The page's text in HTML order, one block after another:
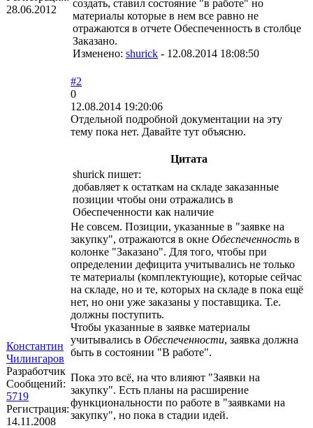
28.06.2012
создать, ставил состояние "в работе" но
материалы которые в нем все равно не
отражаются в отчете Обеспеченность в столбце
Заказано.
Изменено: shurick - 12.08.2014 18:08:50
Константин
Чилингаров
Разработчик
Сообщений:
5719
Регистрация:
14.11.2008
#2
0
12.08.2014 19:20:06
Отдельной подробной документации на эту
тему пока нет. Давайте тут объясню.
Цитата
shurick пишет:
добавляет к остаткам на складе заказанные
позиции чтобы они отражались в
Обеспеченности как наличие
Не совсем. Позиции, указанные в "заявке на
закупку", отражаются в окне Обеспеченность в
колонке "Заказано". Для того, чтобы при
определении дефицита учитывались не только
те материалы (комплектующие), которые сейчас
на складе, но и те, которых на складе в пока ещё
нет, но они уже заказаны у поставщика. Т.е.
должны поступить.
Чтобы указанные в заявке материалы
учитывались в Обеспеченности, заявка должна
быть в состоянии "В работе".
Пока это всё, на что влияют "Заявки на
закупку". Есть планы на расширение
функциональности по работе в "заявками на
закупку", но пока в стадии идей.